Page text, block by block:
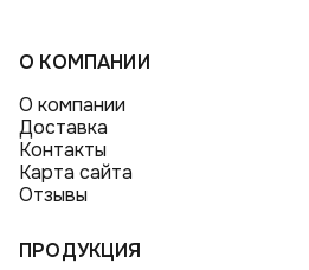
О КОМПАНИИ
О компании
Доставка
Контакты
Карта сайта
Отзывы
ПРОДУКЦИЯ